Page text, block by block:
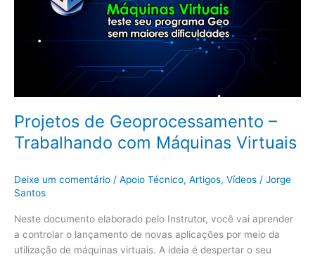
Projetos de Geoprocessamento –
Trabalhando com Máquinas Virtuais
Deixe um comentário / Apoio Técnico, Artigos, Vídeos / Jorge
Santos
Neste documento elaborado pelo Instrutor, você vai aprender
a controlar o lançamento de novas aplicações por meio da
utilização de máquinas virtuais. A ideia é despertar o seu
Trabalhando